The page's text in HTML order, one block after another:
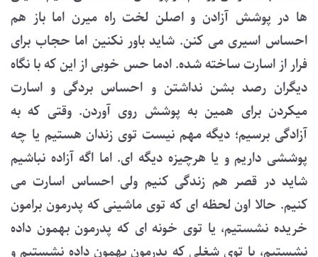
ها در پوشش آزادن و اصلن لخت راه میرن اما باز هم
احساس اسیری می کنن. شاید باور نکنین اما حجاب برای
فرار از اسارت ساخته شده. ادما حس خوبی از این که با نگاه
دیگران رصد بشن نداشتن و احساس بردگی و اسارت
میکردن برای همین به پوشش روی آوردن. وقتی که به
آزادگی برسیم؛ دیگه مهم نیست توی زندان هستیم یا چه
پوششی داریم و یا هرچیزه دیگه ای. اما اگه آزاده نباشیم
شاید در قصر هم زندگی کنیم ولی احساس اسارت می
کنیم. حالا اون لحظه ای که توی ماشینی که پدرمون برامون
خریده نشستیم، یا توی خونه ای که پدرمون بهمون داده
نشستیم، یا توی شغلی که پدرمون بهمون داده نشستیم و